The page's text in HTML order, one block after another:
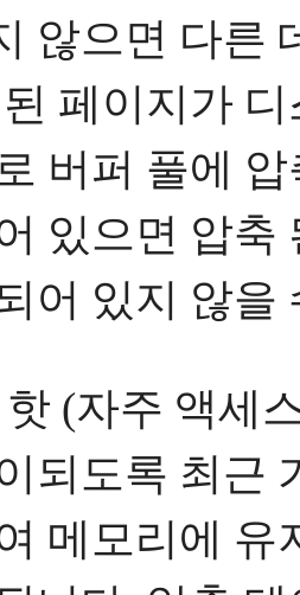
않으면 다른
페이지가
버퍼 풀에
있으면 압축
어 있지 않을
(자주 액세
되도록 최근
메모리에 유